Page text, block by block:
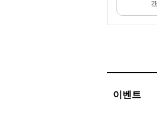
이벤트